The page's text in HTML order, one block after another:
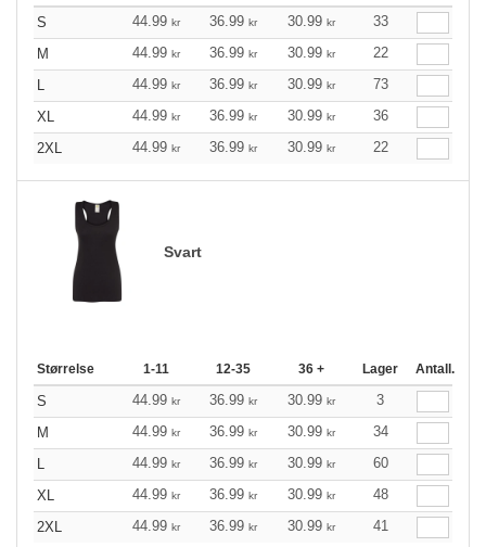
S 44.99 kr 36.99 kr 30.99 kr
33
M
44.99 kr 36.99 kr 30.99 kr
22
L
44.99 kr 36.99 kr 30.99 kr
73
XL
44.99 kr 36.99 kr 30.99 kr
36
2XL
44.99 kr 36.99 kr 30.99 kr 22
Svart
Størrelse 1-11 12-35 36 + Lager Antall.
S 44.99 kr 36.99 kr 30.99 kr
3
M
44.99 kr 36.99 kr 30.99 kr
34
L
44.99 kr 36.99 kr 30.99 kr
60
XL
44.99 kr 36.99 kr 30.99 kr
48
2XL
44.99 kr 36.99 kr 30.99 kr 41